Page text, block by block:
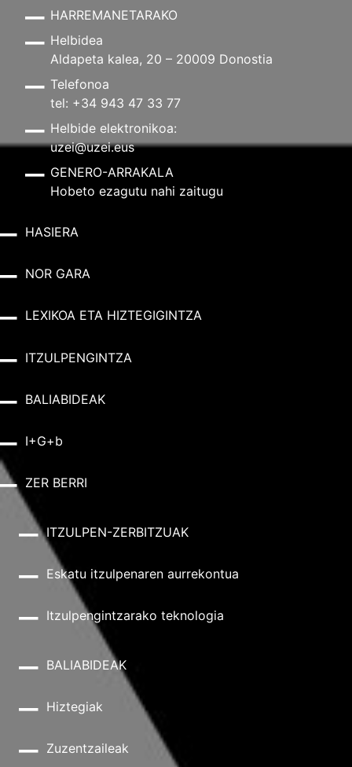
HARREMANETARAKO
Helbidea
Aldapeta kalea, 20 – 20009 Donostia
Telefonoa
tel: +34 943 47 33 77
Helbide elektronikoa:
uzei@uzei.eus
GENERO-ARRAKALA
Hobeto ezagutu nahi zaitugu
HASIERA
NOR GARA
LEXIKOA ETA HIZTEGIGINTZA
ITZULPENGINTZA
BALIABIDEAK
I+G+b
ZER BERRI
ITZULPEN-ZERBITZUAK
Eskatu itzulpenaren aurrekontua
Itzulpengintzarako teknologia
BALIABIDEAK
Hiztegiak
Zuzentzaileak